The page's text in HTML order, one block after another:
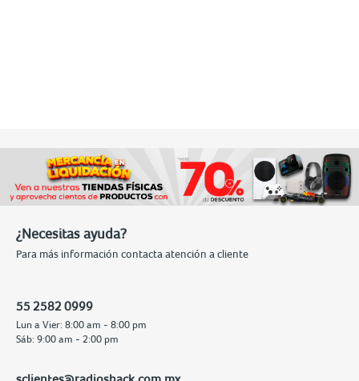
¿Necesitas ayuda?
Para más información contacta atención a cliente
55 2582 0999
Lun a Vier: 8:00 am - 8:00 pm
Sáb: 9:00 am - 2:00 pm